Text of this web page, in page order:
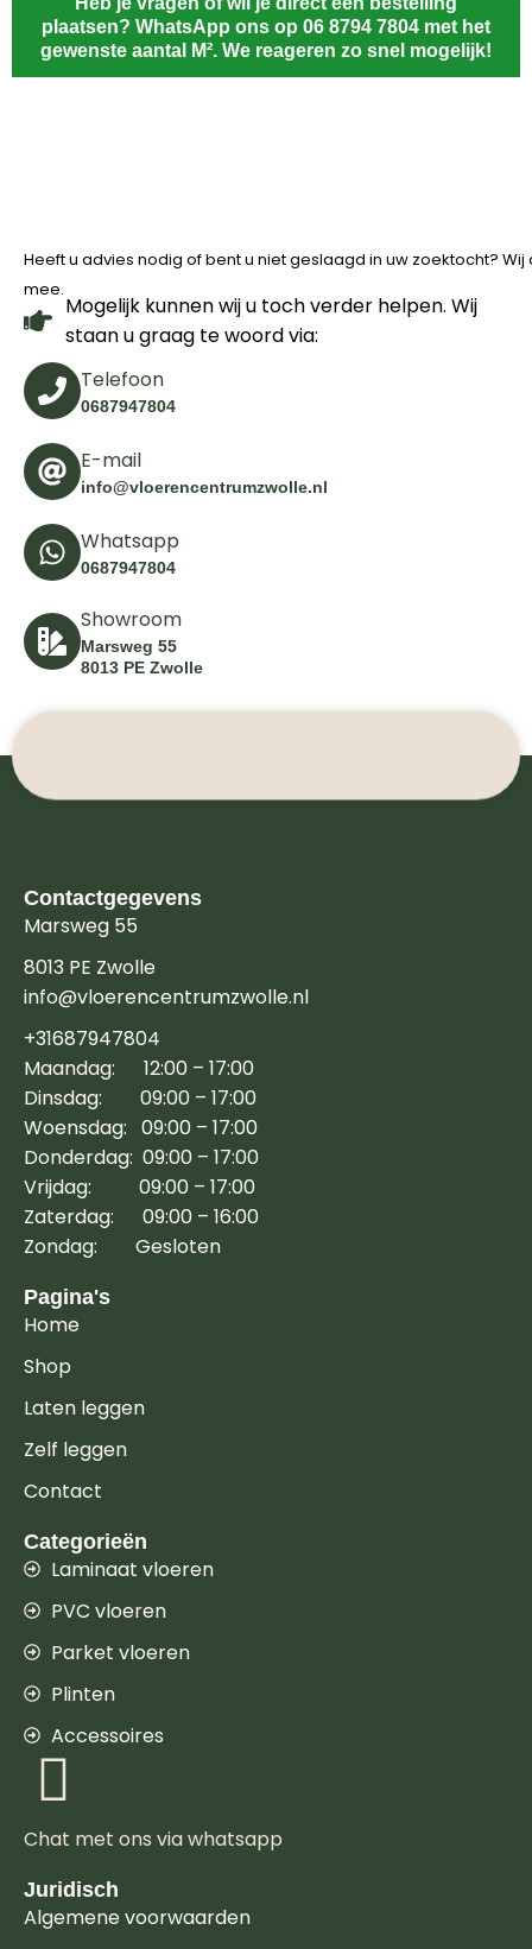
plaatsen? WhatsApp ons op 06 8794 7804 met het
gewenste aantal M². We reageren zo snel mogelijk!
Heeft u advies nodig of bent u niet geslaagd in uw zoektocht?
mee.
Mogelijk kunnen wij u toch verder helpen. Wij
staan u graag te woord via:
Telefoon
0687947804
E-mail
info@vloerencentrumzwolle.nl
Whatsapp
0687947804
Showroom
Marsweg 55
8013 PE Zwolle
Contactgegevens
Marsweg 55
8013 PE Zwolle
info@vloerencentrumzwolle.nl
+31687947804
Maandag: 12:00 – 17:00
Dinsdag: 09:00 – 17:00
Woensdag: 09:00 – 17:00
Donderdag: 09:00 – 17:00
Vrijdag: 09:00 – 17:00
Zaterdag: 09:00 – 16:00
Zondag: Gesloten
Pagina's
Home
Shop
Laten leggen
Zelf leggen
Contact
Categorieën
Laminaat vloeren
PVC vloeren
Parket vloeren
Plinten
Accessoires
Chat met ons via whatsapp
Juridisch
Algemene voorwaarden